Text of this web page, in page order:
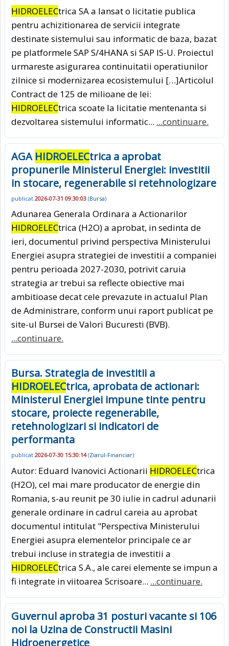
HIDROELECtrica SA a lansat o licitatie publica
pentru achizitionarea de servicii integrate
destinate sistemului sau informatic de baza, bazat
pe platformele SAP S/4HANA si SAP IS-U. Proiectul
urmareste asigurarea continuitatii operatiunilor
zilnice si modernizarea ecosistemului […]Articolul
Contract de 125 de milioane de lei:
HIDROELECtrica scoate la licitatie mentenanta si
dezvoltarea sistemului informatic... ...continuare.
AGA HIDROELECtrica a aprobat
propunerile Ministerul Energiei: investitii
in stocare, regenerabile si retehnologizare
publicat 2026-07-31 09:30:03 (Bursa)
Adunarea Generala Ordinara a Actionarilor
HIDROELECtrica (H2O) a aprobat, in sedinta de
ieri, documentul privind perspectiva Ministerului
Energiei asupra strategiei de investitii a companiei
pentru perioada 2027-2030, potrivit caruia
strategia ar trebui sa reflecte obiective mai
ambitioase decat cele prevazute in actualul Plan
de Administrare, conform unui raport publicat pe
site-ul Bursei de Valori Bucuresti (BVB).
...continuare.
Bursa. Strategia de investitii a
HIDROELECtrica, aprobata de actionari:
Ministerul Energiei impune tinte pentru
stocare, proiecte regenerabile,
retehnologizari si indicatori de
performanta
publicat 2026-07-30 15:30:14(Ziarul-Financiar)
Autor: Eduard Ivanovici Actionarii HIDROELECtrica
(H2O), cel mai mare producator de energie din
Romania, s-au reunit pe 30 iulie in cadrul adunarii
generale ordinare in cadrul careia au aprobat
documentul intitulat "Perspectiva Ministerului
Energiei asupra elementelor principale ce ar
trebui incluse in strategia de investitii a
HIDROELECtrica S.A., ale carei elemente se impun a
fi integrate in viitoarea Scrisoare... ...continuare.
Guvernul aproba 31 posturi vacante si 106
noi la Uzina de Constructii Masini
Hidroenergetice